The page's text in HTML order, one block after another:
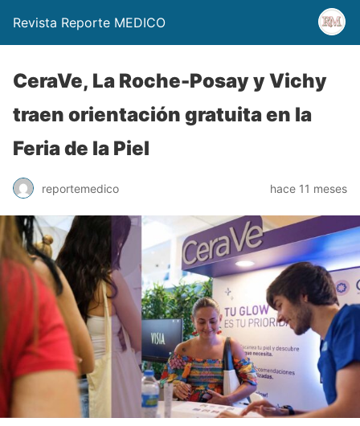
Revista Reporte MEDICO
CeraVe, La Roche-Posay y Vichy
traen orientación gratuita en la
Feria de la Piel
reportemedico hace 11 meses